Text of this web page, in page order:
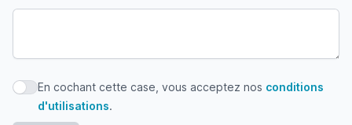
En cochant cette case, vous acceptez nos conditions
En cochant cette case, vous acceptez nos conditions
d'utilisations.